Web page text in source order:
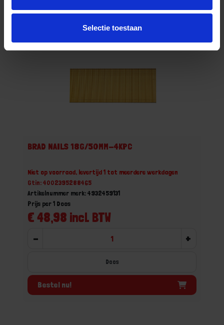
Selectie toestaan
BRAD NAILS 18G/50MM-4KPC
Niet op voorraad, levertijd 1 tot meerdere werkdagen
Gtin: 4002395288465
Artikelnummer merk: 4932459131
€ 48,98 incl. BTW
Prijs per 1 Doos
- +
Doos
Bestel nu!